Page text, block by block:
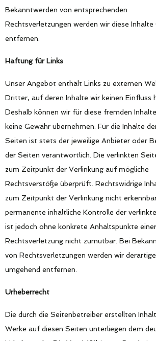
Bekanntwerden von entsprechenden
Rechtsverletzungen werden wir diese Inhalte
entfernen.
Haftung für Links
Unser Angebot enthält Links zu externen
Dritter, auf deren Inhalte wir keinen Einfluss
Deshalb können wir für diese fremden
keine Gewähr übernehmen. Für die Inhalte
Seiten ist stets der jeweilige Anbieter oder
der Seiten verantwortlich. Die verlinkten
zum Zeitpunkt der Verlinkung auf mögliche
Rechtsverstöße überprüft. Rechtswidrige
zum Zeitpunkt der Verlinkung nicht
permanente inhaltliche Kontrolle der
ist jedoch ohne konkrete Anhaltspunkte einer
Rechtsverletzung nicht zumutbar. Bei
von Rechtsverletzungen werden wir
umgehend entfernen.
Urheberrecht
Die durch die Seitenbetreiber erstellten
Werke auf diesen Seiten unterliegen dem